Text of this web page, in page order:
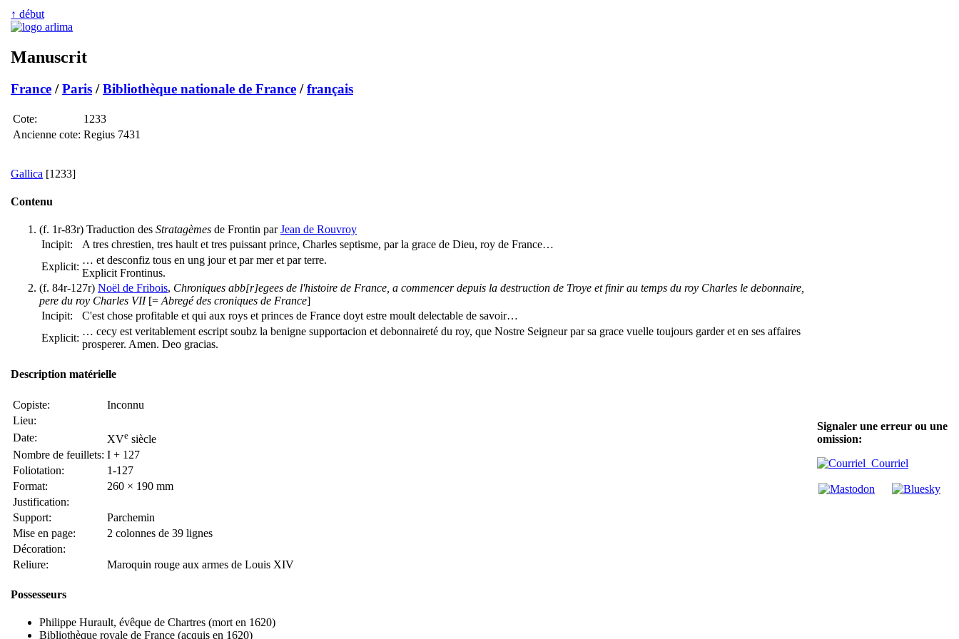
↑ début
Manuscrit
France /Paris /Bibliothèque nationale de France /français
Cote:
1233
Ancienne cote: Regius 7431
Gallica [1233]
Contenu
(f. 1r-83r) Traduction des Stratagèmes de Frontin parJean de Rouvroy
Incipit:
A tres chrestien, tres hault et tres puissant prince, Charles septisme, par la grace de Dieu, roy de France…
Explicit:
… et desconfiz tous en ung jour et par mer et par terre.
Explicit Frontinus.
(f. 84r-127r) Noël de Fribois, Chroniques abb[r]egees de l'histoire de France, a commencer depuis la destruction de Troye et finir au temps du roy Charles le debonnaire,
pere du roy Charles VII[= Abregé des croniques de France]
Incipit:
C'est chose profitable et qui aux roys et princes de France doyt estre moult delectable de savoir…
Explicit:
… cecy est veritablement escript soubz la benigne supportacion et debonnaireté du roy, que Nostre Seigneur par sa grace vuelle toujours garder et en ses affaires
prosperer. Amen. Deo gracias.
Description matérielle
Copiste:
Inconnu
Lieu:
Date:
XVe siècle
Nombre de feuillets: I + 127
Foliotation:
1-127
Format:
260 × 190 mm
Justification:
Support:
Parchemin
Mise en page:
2 colonnes de 39 lignes
Décoration:
Reliure:
Maroquin rouge aux armes de Louis XIV
Possesseurs
Philippe Hurault, évêque de Chartres (mort en 1620)
Bibliothèque royale de France (acquis en 1620)
Signaler une erreur ou une
omission:
Courriel